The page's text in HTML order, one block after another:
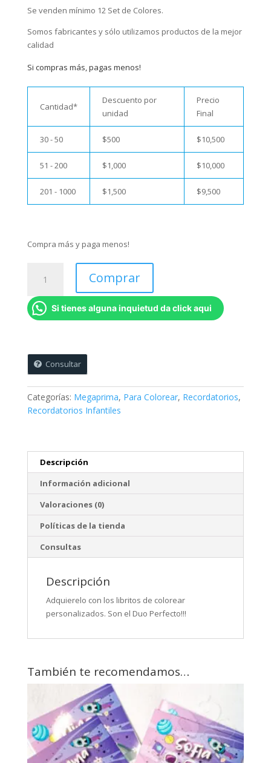
Se venden mínimo 12 Set de Colores.
Somos fabricantes y sólo utilizamos productos de la mejor
calidad
Si compras más, pagas menos!
Cantidad*
Descuento por
unidad
Precio
Final
30 - 50 $500 $10,500
51 - 200 $1,000 $10,000
201 - 1000 $1,500 $9,500
Compra más y paga menos!
Personalizados
(Venta
mínima
12
Comprar
Si tienes alguna inquietud da click aqui
Consultar
Categorías: Megaprima, Para Colorear, Recordatorios,
Recordatorios Infantiles
Descripción
Información adicional
Valoraciones (0)
Políticas de la tienda
Consultas
Descripción
Adquierelo con los libritos de colorear
personalizados. Son el Duo Perfecto!!!
También te recomendamos…